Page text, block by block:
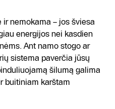
nemokama – jos šviesa
energijos nei kasdien
Ant namo stogo ar
sistema paverčia jūsų
šilumą galima
buitiniam karštam